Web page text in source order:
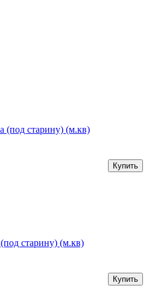
(под старину) (м.кв)
Купить
старину) (м.кв)
Купить